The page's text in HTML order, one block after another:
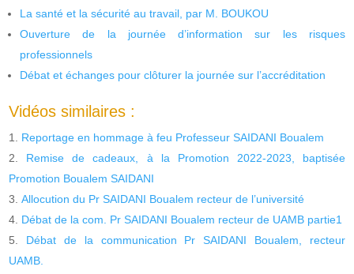
La santé et la sécurité au travail, par M. BOUKOU
Ouverture de la journée d’information sur les risques
professionnels
Débat et échanges pour clôturer la journée sur l’accréditation
Vidéos similaires :
Reportage en hommage à feu Professeur SAIDANI Boualem
Remise de cadeaux, à la Promotion 2022-2023, baptisée
Promotion Boualem SAIDANI
Allocution du Pr SAIDANI Boualem recteur de l’université
Débat de la com. Pr SAIDANI Boualem recteur de UAMB partie1
Débat de la communication Pr SAIDANI Boualem, recteur
UAMB.